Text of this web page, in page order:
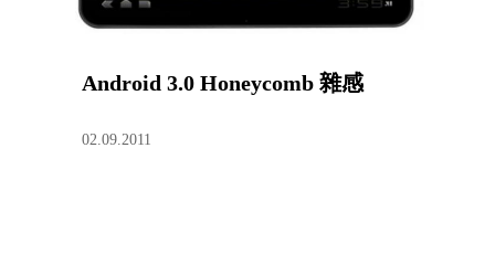
Android 3.0 Honeycomb 雜感
02.09.2011